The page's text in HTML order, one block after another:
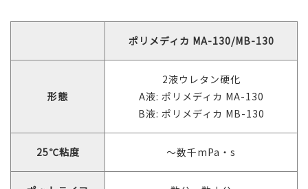
ポリメディカ MA-130/MB-130
形態
2液ウレタン硬化
A液: ポリメディカ MA-130
B液: ポリメディカ MB-130
25℃粘度 ～数千mPa・s